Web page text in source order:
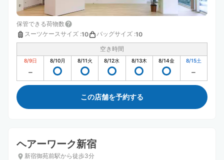
保管できる荷物数
スーツケースサイズ :10 バッグサイズ :10
空き時間
8/9日 8/10月 8/11火 8/12水 8/13木 8/14金 8/15土
この店舗を予約する
ヘアーワーク新宿
新宿御苑前駅から徒歩3分